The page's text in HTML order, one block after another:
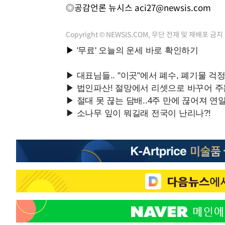
◎공감언론 뉴시스 aci27@newsis.com
Copyright © NEWSIS.COM, 무단 전재 및 재배포 금지